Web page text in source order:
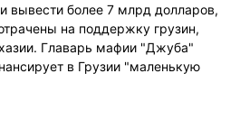
вывести более 7 млрд долларов,
на поддержку грузин,
Главарь мафии "Джуба"
в Грузии "маленькую